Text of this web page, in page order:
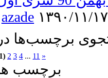
azade ۱۳۹۰/۱۱/۱۷
2 3 4 ... 11 »
برچسب